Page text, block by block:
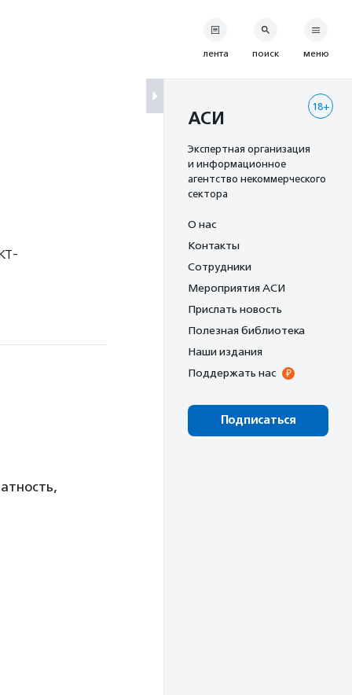
лента поиск меню
18+
АСИ
Экспертная организация
и информационное
агентство некоммерческого
сектора
О нас
Контакты
Сотрудники
Мероприятия АСИ
Прислать новость
Полезная библиотека
Наши издания
Поддержать нас
Подписаться